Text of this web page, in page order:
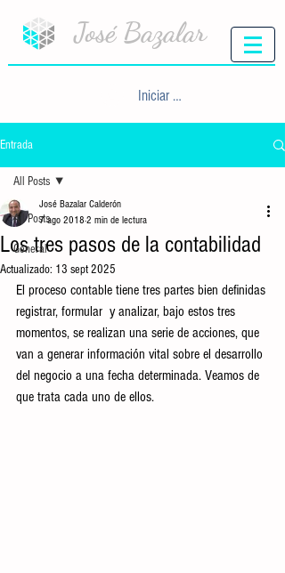
José Bazalar
Iniciar sesión
Entrada
All Posts
General
All Posts
Los tres pasos de la contabilidad
José Bazalar Calderón
7 ago 2018 2 min de lectura
Actualizado: 13 sept 2025
El proceso contable tiene tres partes bien definidas
registrar, formular  y analizar, bajo estos tres
momentos, se realizan una serie de acciones, que
van a generar información vital sobre el desarrollo
del negocio a una fecha determinada. Veamos de
que trata cada uno de ellos.